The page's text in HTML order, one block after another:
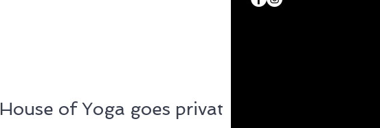
House of Yoga goes private